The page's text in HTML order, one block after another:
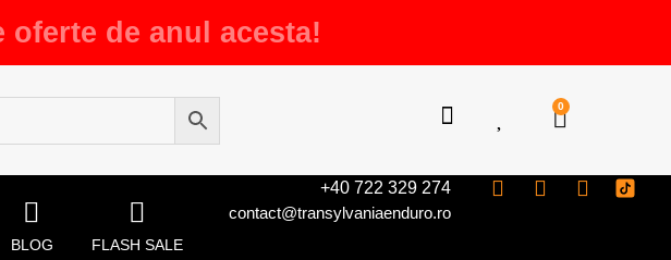
oferte de anul acesta!
0
BLOG FLASH SALE
+40 722 329 274
contact@transylvaniaenduro.ro